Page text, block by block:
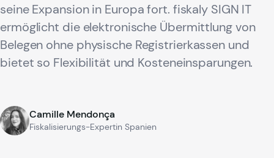
seine Expansion in Europa fort. fiskaly SIGN IT
ermöglicht die elektronische Übermittlung von
Belegen ohne physische Registrierkassen und
bietet so Flexibilität und Kosteneinsparungen.
Camille Mendonça
Fiskalisierungs-Expertin Spanien